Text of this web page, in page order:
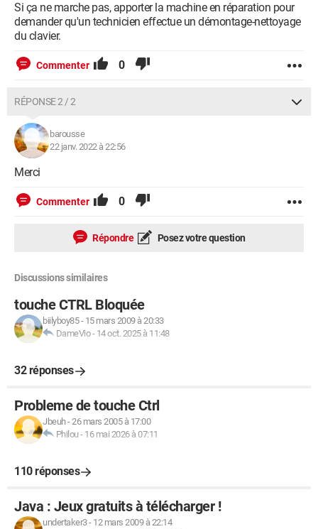
Si ça ne marche pas, apporter la machine en réparation pour
demander qu'un technicien effectue un démontage-nettoyage
du clavier.
Commenter 0
RÉPONSE 2 / 2
barousse
22 janv. 2022 à 22:56
Merci
Commenter 0
Répondre Posez votre question
Discussions similaires
touche CTRL Bloquée
biilyboy85- 15 mars 2009 à 20:33
DameVio- 14 oct. 2025 à 11:48
32 réponses
Probleme de touche Ctrl
Jbeuh-26 mars 2005 à 17:00
Philou- 16 mai 2026 à 07:11
110 réponses
Java : Jeux gratuits à télécharger !
undertaker3- 12 mars 2009 à 22:14